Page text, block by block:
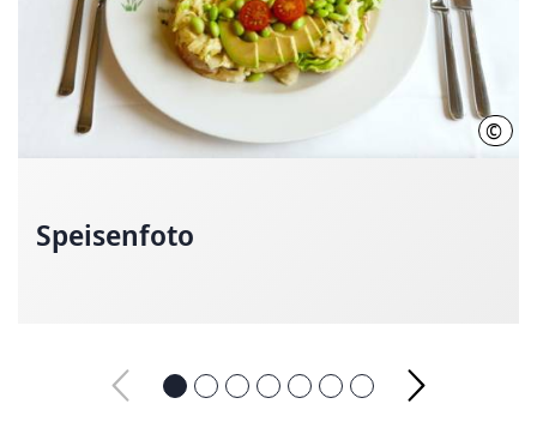
© LHH
Speisenfoto